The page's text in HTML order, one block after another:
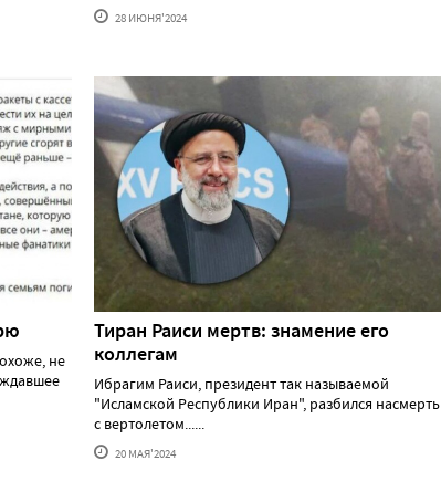
28 ИЮНЯ'2024
не
Тиран Раиси мертв: знамение его
коллегам
Ибрагим Раиси, президент так называемой
"Исламской Республики Иран", разбился насмерть
с вертолетом......
20 МАЯ'2024